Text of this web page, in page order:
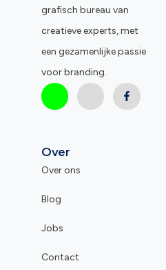
grafisch bureau van
creatieve experts, met
een gezamenlijke passie
voor branding.
Over
Over ons
Blog
Jobs
Contact